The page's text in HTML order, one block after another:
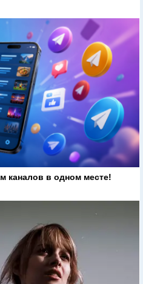
каналов в одном месте!